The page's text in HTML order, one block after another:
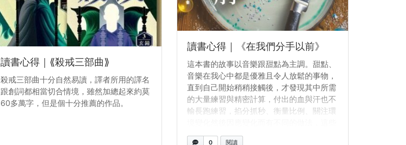
讀書心得｜⟪殺戒三部曲⟫
殺戒三部曲十分自然易讀，譯者所用的譯名
跟創詞都相當切合情境，雖然加總起來約莫
60多萬字，但是個十分推薦的作品。
讀書心得｜《在我們分手以前》
這本書的故事以音樂跟甜點為主調。甜點、
音樂在我心中都是優雅且令人放鬆的事物，
直到自己開始稍稍接觸後，才發現其中所需
的大量練習與精密計算，付出的血與汗也不
輸長跑練習，掐分抓秒、衡量比例、關注環
都需要靈活的腦袋而為。
0 閱讀